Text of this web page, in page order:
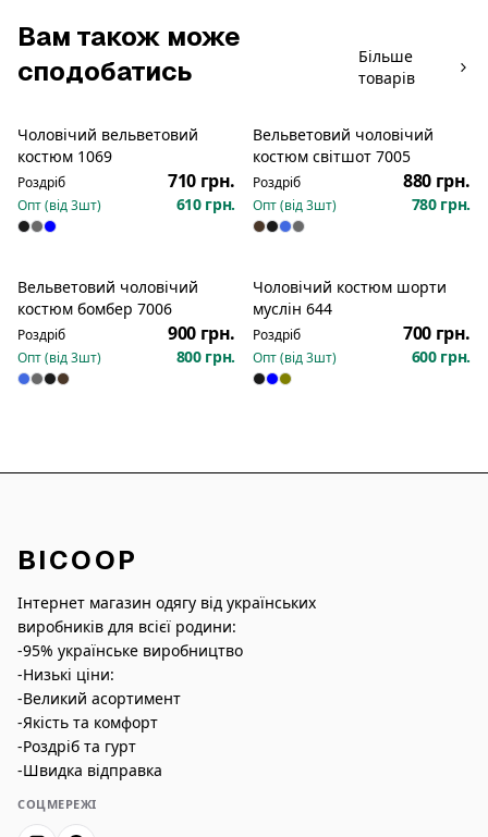
Вам також може
сподобатись
Більше
товарів
Чоловічий вельветовий
костюм 1069
Роздріб 710 грн.
Опт (від3шт) 610 грн.
Новинка
Вельветовий чоловічий
костюм світшот 7005
Роздріб 880 грн.
Опт (від3шт) 780 грн.
Новинка
Вельветовий чоловічий
костюм бомбер 7006
Роздріб 900 грн.
Опт (від3шт) 800 грн.
Чоловічий костюм шорти
муслін 644
Роздріб 700 грн.
Опт (від3шт) 600 грн.
BICOOP
Інтернет магазин одягу від українських
виробників для всієї родини:
-95% українське виробництво
-Низькі ціни:
-Великий асортимент
-Якість та комфорт
-Роздріб та гурт
-Швидка відправка
СОЦМЕРЕЖІ